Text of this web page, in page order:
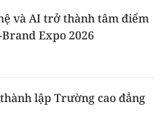
và AI trở thành tâm điểm
Brand Expo 2026
lập Trường cao đẳng